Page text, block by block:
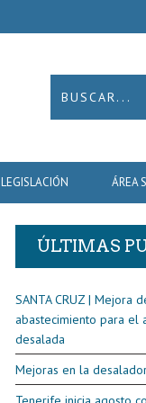
LEGISLACIÓN ÁREA
ÚLTIMAS
SANTA CRUZ | Mejora
abastecimiento para el
desalada
Mejoras en la